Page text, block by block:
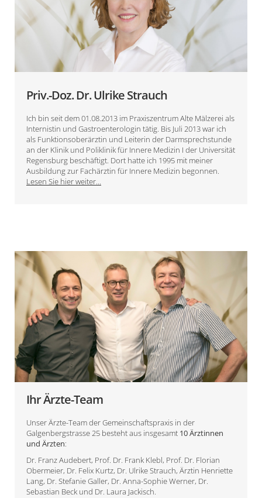
Priv.-Doz. Dr. Ulrike Strauch
Ich bin seit dem 01.08.2013 im Praxiszentrum Alte Mälzerei als
Internistin und Gastroenterologin tätig. Bis Juli 2013 war ich
als Funktionsoberärztin und Leiterin der Darmsprechstunde
an der Klinik und Poliklinik für Innere Medizin I der Universität
Regensburg beschäftigt. Dort hatte ich 1995 mit meiner
Ausbildung zur Fachärztin für Innere Medizin begonnen.
Lesen Sie hier weiter...
Ihr Ärzte-Team
Unser Ärzte-Team der Gemeinschaftspraxis in der
Galgenbergstrasse 25 besteht aus insgesamt 10 Ärztinnen
und Ärzten:
Dr. Franz Audebert, Prof. Dr. Frank Klebl, Prof. Dr. Florian
Obermeier, Dr. Felix Kurtz, Dr. Ulrike Strauch, Ärztin Henriette
Lang, Dr. Stefanie Galler, Dr. Anna-Sophie Werner, Dr.
Sebastian Beck und Dr. Laura Jackisch.